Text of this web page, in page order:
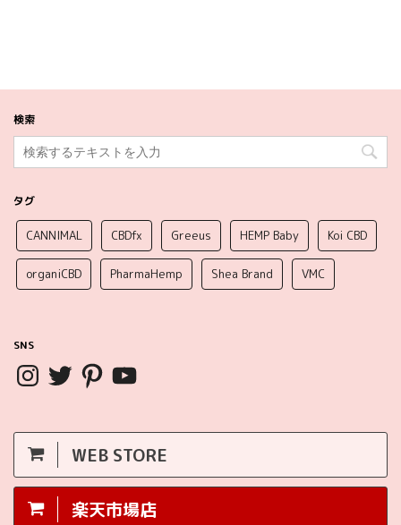
検索
タグ
CANNIMAL CBDfx Greeus HEMP Baby Koi CBD
organiCBD PharmaHemp Shea Brand VMC
SNS
WEB STORE
楽天市場店